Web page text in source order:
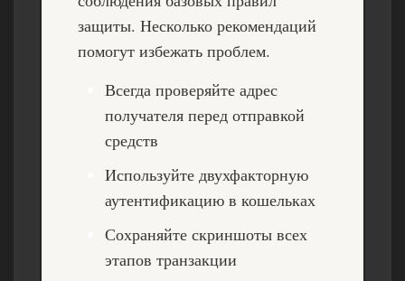
защиты. Несколько рекомендаций
помогут избежать проблем.
Всегда проверяйте адрес
получателя перед отправкой
средств
Используйте двухфакторную
аутентификацию в кошельках
Сохраняйте скриншоты всех
этапов транзакции